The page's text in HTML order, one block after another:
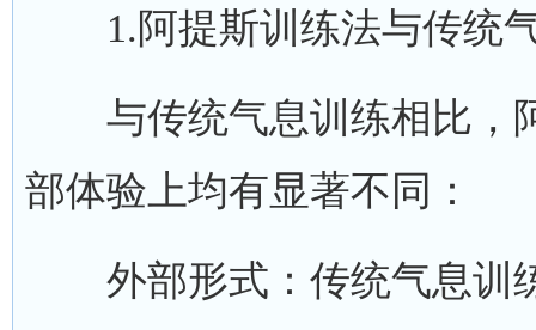
1.阿提斯训练法与传统
与传统气息训练相比，
部体验上均有显著不同：
外部形式：传统气息训